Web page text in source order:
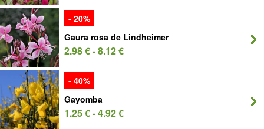
- 20%
Gaura rosa de Lindheimer
2.98 € - 8.12 €
- 40%
Gayomba
1.25 € - 4.92 €